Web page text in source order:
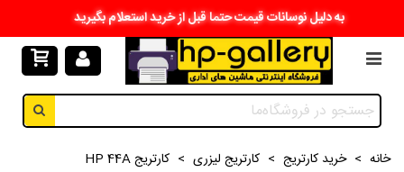
به دلیل نوسانات قیمت حتما قبل از خرید استعلام بگیرید
خانه > خرید کارتریج > کارتریج لیزری > کارتریج HP 44A